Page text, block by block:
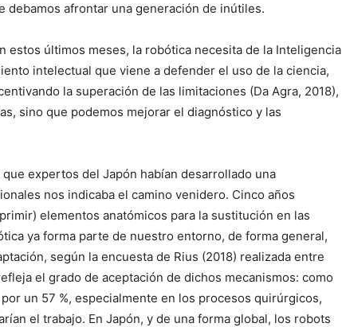
debamos afrontar una generación de inútiles.
estos últimos meses, la robótica necesita de la Inteligencia
intelectual que viene a defender el uso de la ciencia,
la superación de las limitaciones (Da Agra, 2018),
sino que podemos mejorar el diagnóstico y las
expertos del Japón habían desarrollado una
nos indicaba el camino venidero. Cinco años
elementos anatómicos para la sustitución en las
ya forma parte de nuestro entorno, de forma general,
según la encuesta de Rius (2018) realizada entre
el grado de aceptación de dichos mecanismos: como
un 57 %, especialmente en los procesos quirúrgicos,
el trabajo. En Japón, y de una forma global, los robots